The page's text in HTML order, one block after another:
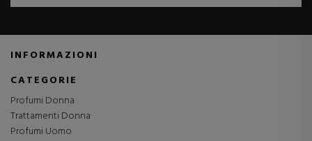
INFORMAZIONI
CATEGORIE
Profumi Donna
Trattamenti Donna
Profumi Uomo